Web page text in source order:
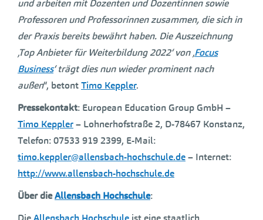
und arbeiten mit Dozenten und Dozentinnen sowie
Professoren und Professorinnen zusammen, die sich in
der Praxis bereits bewährt haben. Die Auszeichnung
‚Top Anbieter für Weiterbildung 2022‘ von ‚Focus
Business‘ trägt dies nun wieder prominent nach
außen“, betontTimo Keppler.
Pressekontakt: European Education Group GmbH –
Timo Keppler– Lohnerhofstraße 2, D-78467 Konstanz,
Telefon: 07533 919 2399, E-Mail:
timo.keppler@allensbach-hochschule.de– Internet:
http://www.allensbach-hochschule.de
Über dieAllensbach Hochschule: